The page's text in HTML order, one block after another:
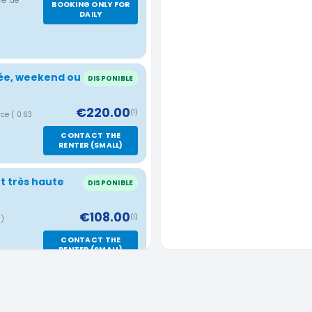
BOOKING ONLY FOR
DAILY
weekend ou
DISPONIBLE
( 0.63 €220.00(1)
CONTACT THE
RENTER (SMALL)
très haute
DISPONIBLE
€108.00(1)
CONTACT THE
RENTER (SMALL)